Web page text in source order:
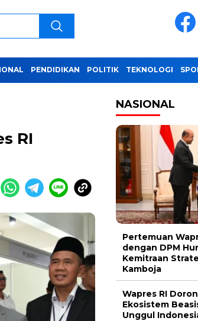
PENDIDIKAN POLITIK TEKNOLOGI
RI
NASIONAL
Pertemuan
dengan DPM
Kemitraan
Kamboja
Wapres RI
Ekosistem
Unggul